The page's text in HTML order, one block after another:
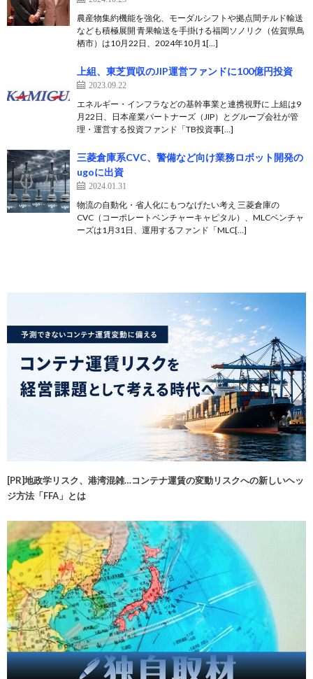
農産物集約機能を強化、モーダルシフトや拠点間チルド輸送
なども積極展開 青果輸送を手掛ける福岡ソノリク（佐賀県鳥
栖市）は10月22日、2024年10月1[…]
上組、東芝買収のJIP運営ファンドに100億円投資
2023.09.22
エネルギー・インフラなどの基幹事業と連携視野に 上組は9
月22日、日本産業パートナーズ（JIP）とグループ会社が管
理・運営する投資ファンド「TB投資事[…]
三菱倉庫系CVC、警備など向け業務ロボット開発の
ugoに出資
2024.01.31
物流の自動化・省人化にもつなげたい考え 三菱倉庫の
CVC（コーポレートベンチャーキャピタル）、MLCベンチャ
ーズは1月31日、運用するファンド「MLC[…]
[PR]地政学リスク、港湾混雑…コンテナ運賃の変動リスクへの新しいヘッ
ジ方法「FFA」とは